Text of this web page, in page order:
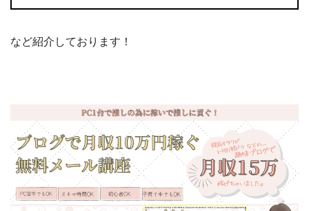
など紹介しております！